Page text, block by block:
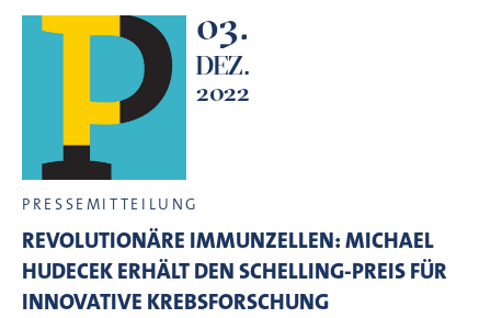
03.
DEZ.
2022
PRESSEMITTEILUNG
REVOLUTIONÄRE IMMUNZELLEN: MICHAEL
HUDECEK ERHÄLT DEN SCHELLING-PREIS FÜR
INNOVATIVE KREBSFORSCHUNG